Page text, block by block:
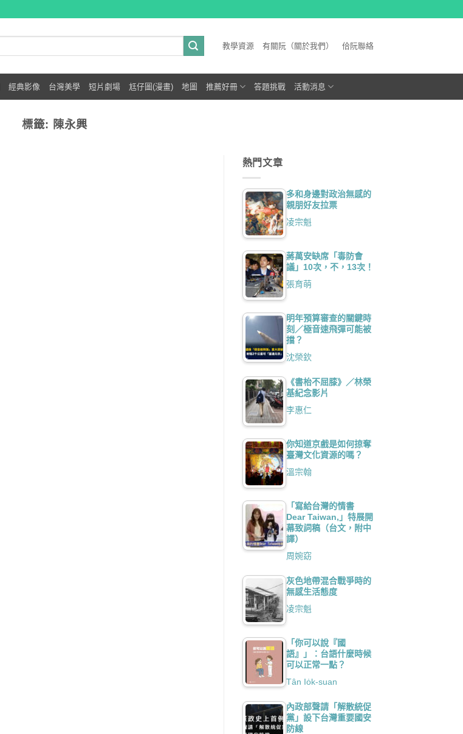
教學資源 有關阮（關於我們） 佮阮聯絡
經典影像 台灣美學 短片劇場 尪仔圖(漫畫) 地圖 推薦好冊 答題挑戰 活動消息
標籤: 陳永興
熱門文章
多和身邊對政治無感的
親朋好友拉票
凌宗魁
蔣萬安缺席「毒防會
議」10次，不，13次！
張育萌
明年預算審查的關鍵時
刻／極音速飛彈可能被
擋？
沈榮欽
《書枱不屈膝》／林榮
基紀念影片
李惠仁
你知道京戲是如何掠奪
臺灣文化資源的嗎？
溫宗翰
「寫給台灣的情書
Dear Taiwan,」特展開
幕致詞稿（台文，附中
譯）
周婉窈
灰色地帶混合戰爭時的
無感生活態度
凌宗魁
「你可以說『國
語』」：台語什麼時候
可以正常一點？
Tân Io̍k-suan
內政部聲請「解散統促
黨」設下台灣重要國安
防線